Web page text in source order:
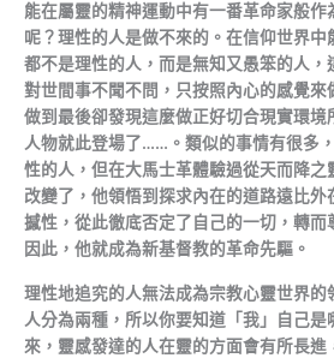
能在屬靈的精神運動中有一番革命家般作
呢？理性的人是做不來的。在信仰世界中
都不是理性的人，而是無知又愚笨的人，
對世間事不聞不問，只按照內心的感覺來
做到最後卻發現這麼做正好切合現實環
人物就此登場了……。類似的事情有很多
性的人，但在大馬士革體驗過從天而降
改變了，他領悟到探求內在的道路遠比
撼性，從此徹底否定了自己的一切，轉而
因此，他就成為新基督教的革命先驅。
理性地追究的人無法成為宗教心靈世界的
人分為兩種，所以你要知道「我」自己是
來，靈感發達的人在靈的方面會有所長